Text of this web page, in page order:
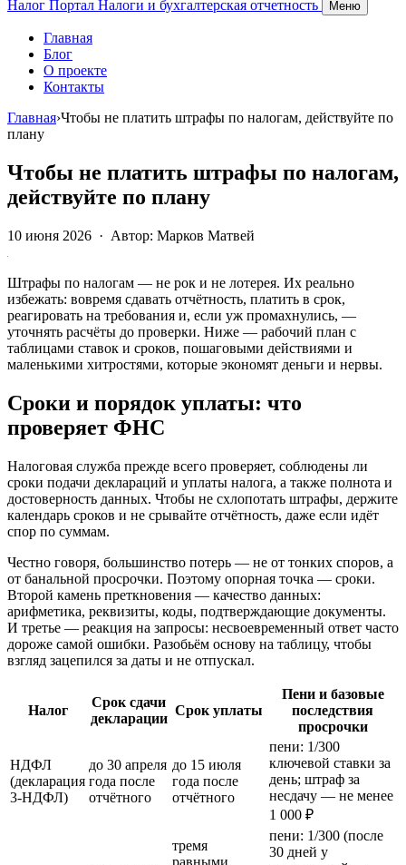
Налог Портал Налоги и бухгалтерская отчетность Меню
Главная
Блог
О проекте
Контакты
Главная›Чтобы не платить штрафы по налогам, действуйте по
плану
Чтобы не платить штрафы по налогам,
действуйте по плану
10 июня 2026 · Автор: Марков Матвей
Штрафы по налогам — не рок и не лотерея. Их реально
избежать: вовремя сдавать отчётность, платить в срок,
реагировать на требования и, если уж промахнулись, —
уточнять расчёты до проверки. Ниже — рабочий план с
таблицами ставок и сроков, пошаговыми действиями и
маленькими хитростями, которые экономят деньги и нервы.
Сроки и порядок уплаты: что
проверяет ФНС
Налоговая служба прежде всего проверяет, соблюдены ли
сроки подачи деклараций и уплаты налога, а также полнота и
достоверность данных. Чтобы не схлопотать штрафы, держите
календарь сроков и не срывайте отчётность, даже если идёт
спор по суммам.
Честно говоря, большинство потерь — не от тонких споров, а
от банальной просрочки. Поэтому опорная точка — сроки.
Второй камень преткновения — качество данных:
арифметика, реквизиты, коды, подтверждающие документы.
И третье — реакция на запросы: несвоевременный ответ часто
дороже самой ошибки. Разобьём основу на таблицу, чтобы
взгляд зацепился за даты и не отпускал.
Налог
Срок сдачи
декларации
Срок уплаты
Пени и базовые
последствия
просрочки
НДФЛ
(декларация
3‑НДФЛ)
до 30 апреля
года после
отчётного
до 15 июля
года после
отчётного
пени: 1/300
ключевой ставки за
день; штраф за
несдачу — не менее
1 000 ₽
тремя
равными
пени: 1/300 (после
30 дней у